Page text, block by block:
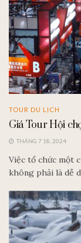
TOUR DU LỊCH
Giá Tour Hội
THÁNG 7 18, 2024
Việc tổ chức một
không phải là dễ